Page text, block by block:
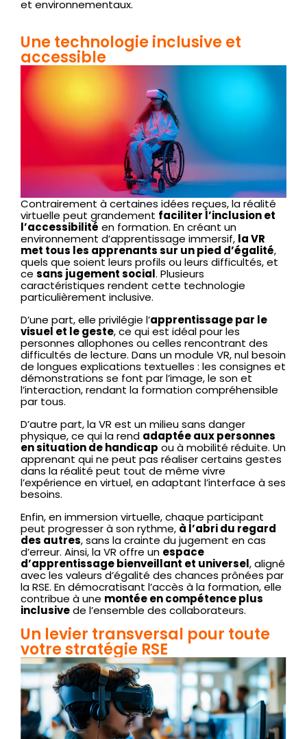
et environnementaux.
Une technologie inclusive et
accessible
Contrairement à certaines idées reçues, la réalité
virtuelle peut grandement faciliter l’inclusion et
l’accessibilité en formation. En créant un
environnement d’apprentissage immersif, la VR
met tous les apprenants sur un pied d’égalité,
quels que soient leurs profils ou leurs difficultés, et
ce sans jugement social. Plusieurs
caractéristiques rendent cette technologie
particulièrement inclusive.
D’une part, elle privilégie l’apprentissage par le
visuel et le geste, ce qui est idéal pour les
personnes allophones ou celles rencontrant des
difficultés de lecture. Dans un module VR, nul besoin
de longues explications textuelles : les consignes et
démonstrations se font par l’image, le son et
l’interaction, rendant la formation compréhensible
par tous.
D’autre part, la VR est un milieu sans danger
physique, ce qui la rend adaptée aux personnes
en situation de handicap ou à mobilité réduite. Un
apprenant qui ne peut pas réaliser certains gestes
dans la réalité peut tout de même vivre
l’expérience en virtuel, en adaptant l’interface à ses
besoins.
Enfin, en immersion virtuelle, chaque participant
peut progresser à son rythme, à l’abri du regard
des autres, sans la crainte du jugement en cas
d’erreur. Ainsi, la VR offre un espace
d’apprentissage bienveillant et universel, aligné
avec les valeurs d’égalité des chances prônées par
la RSE. En démocratisant l’accès à la formation, elle
contribue à une montée en compétence plus
inclusivede l’ensemble des collaborateurs.
Un levier transversal pour toute
votre stratégie RSE